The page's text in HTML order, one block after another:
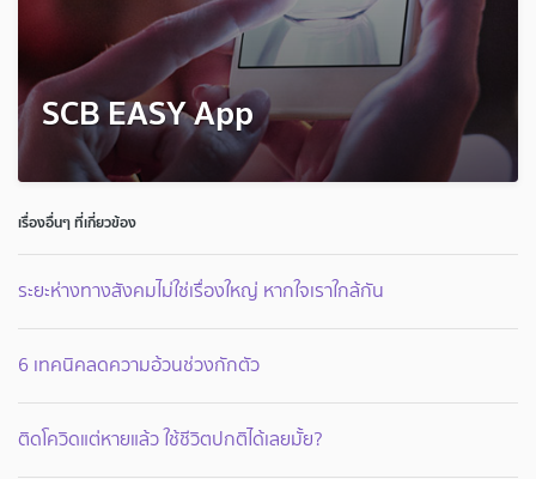
SCB EASY App
เรื่องอื่นๆ ที่เกี่ยวข้อง
ระยะห่างทางสังคมไม่ใช่เรื่องใหญ่ หากใจเราใกล้กัน
6 เทคนิคลดความอ้วนช่วงกักตัว
ติดโควิดแต่หายแล้ว ใช้ชีวิตปกติได้เลยมั้ย?